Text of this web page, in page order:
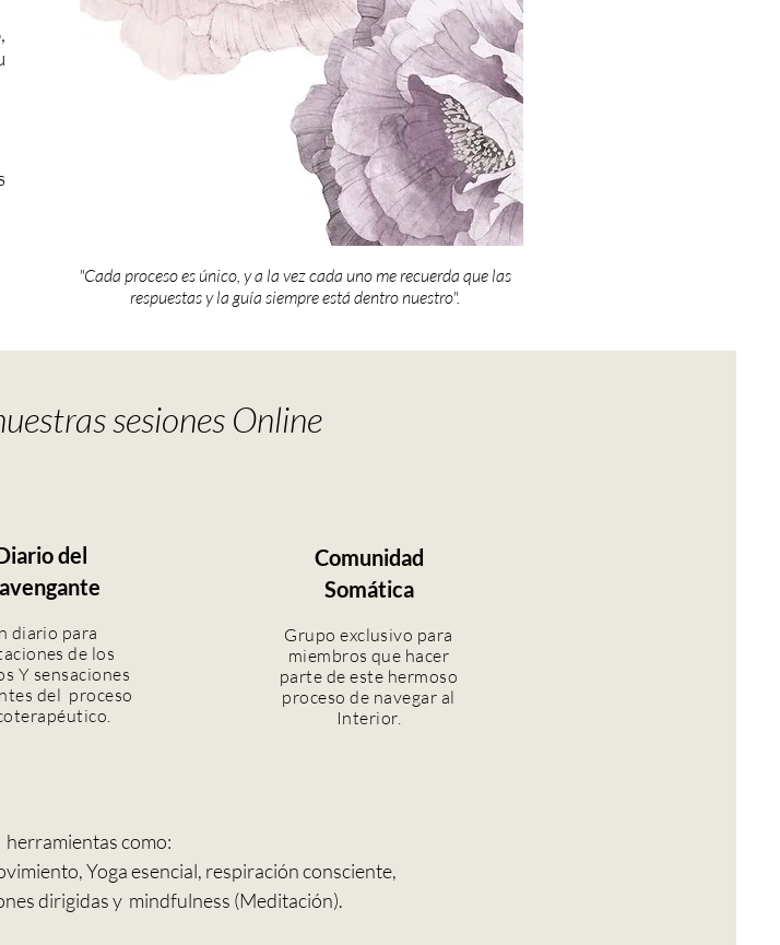
"Cada proceso es único, y a la vez cada uno me recuerda que las
respuestas y la guía siempre está dentro nuestro".
sesiones Online
del
diario para
de los
Y sensaciones
del proceso
Comunidad
Somática
Grupo exclusivo para
miembros que hacer
parte de este hermoso
proceso de navegar al
Interior.
como:
Yoga esencial, respiración consciente,
dirigidas y mindfulness (Meditación).